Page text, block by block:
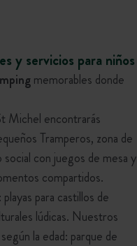
y servicios para niños
memorables donde
Michel encontrarás
Tramperos, zona de
con juegos de mesa y
compartidos.
para castillos de
lúdicas. Nuestros
la edad: parque de